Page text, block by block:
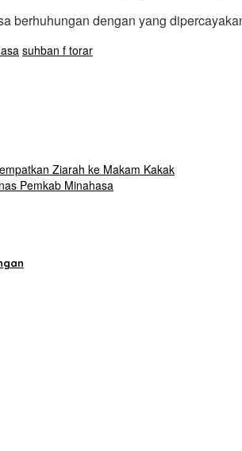
dengan yang
suhban f torar
Ziarah ke Makam Kakak
Pemkab Minahasa